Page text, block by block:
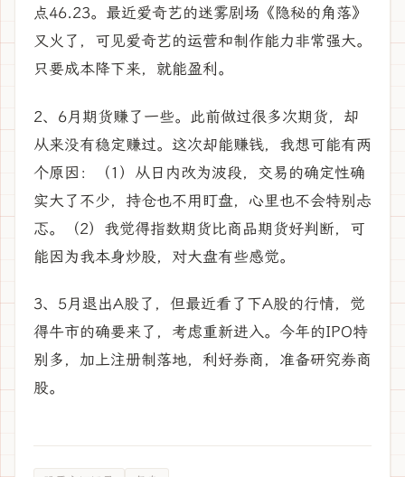
点46.23。最近爱奇艺的迷雾剧场《隐秘的角落》
又火了，可见爱奇艺的运营和制作能力非常强大。
只要成本降下来，就能盈利。
2、6月期货赚了一些。此前做过很多次期货，却
从来没有稳定赚过。这次却能赚钱，我想可能有两
个原因：（1）从日内改为波段，交易的确定性确
实大了不少，持仓也不用盯盘，心里也不会特别忐
忑。（2）我觉得指数期货比商品期货好判断，可
能因为我本身炒股，对大盘有些感觉。
3、5月退出A股了，但最近看了下A股的行情，觉
得牛市的确要来了，考虑重新进入。今年的IPO特
别多，加上注册制落地，利好券商，准备研究券商
股。